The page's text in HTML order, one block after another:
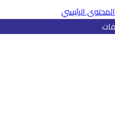
الرئيسي